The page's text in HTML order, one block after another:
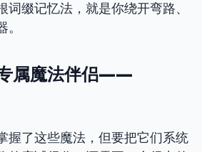
词缀记忆法，就是你绕开弯路、
属魔法伴侣——
握了这些魔法，但要把它们系统